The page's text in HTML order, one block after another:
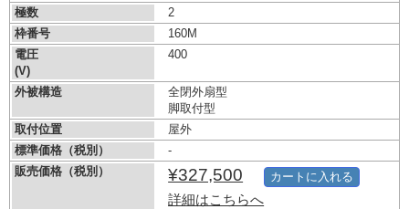
極数
2
枠番号
160M
電圧
(V)
400
外被構造
全閉外扇型
脚取付型
取付位置
屋外
標準価格（税別）
-
販売価格（税別）
¥327,500
詳細はこちらへ
カートに入れる